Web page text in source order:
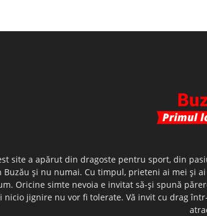
site a apărut din dragoste pentru sport, din
Buzău şi nu numai. Cu timpul, prieteni ai mei şi
Oricine simte nevoia e invitat să-şi spună
nicio jignire nu vor fi tolerate. Vă invit cu drag